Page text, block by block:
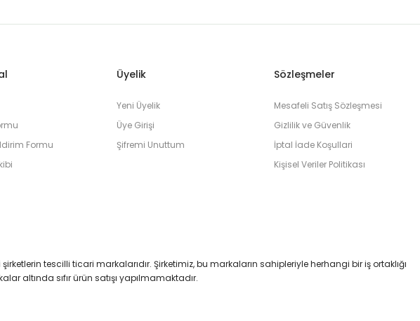
Formu
Üyelik
Yeni Üyelik
Üye Girişi
Şifremi Unuttum
Sözleşmeler
Mesafeli Satış Sözleşmesi
Gizlilik ve Güvenlik
İptal İade Koşullari
Kişisel Veriler Politikası
tescilli ticari markalarıdır. Şirketimiz, bu markaların sahipleriyle herhangi bir iş ortaklığı
altında sıfır ürün satışı yapılmamaktadır.